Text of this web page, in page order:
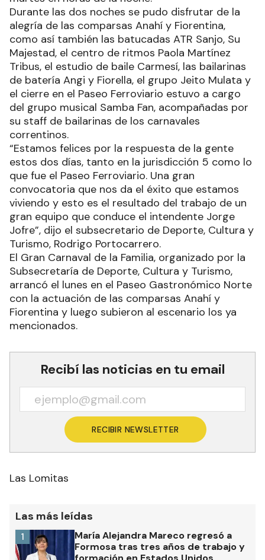
Durante las dos noches se pudo disfrutar de la
alegría de las comparsas Anahí y Fiorentina,
como así también las batucadas ATR Sanjo, Su
Majestad, el centro de ritmos Paola Martínez
Tribus, el estudio de baile Carmesí, las bailarinas
de batería Angi y Fiorella, el grupo Jeito Mulata y
el cierre en el Paseo Ferroviario estuvo a cargo
del grupo musical Samba Fan, acompañadas por
su staff de bailarinas de los carnavales
correntinos.
“Estamos felices por la respuesta de la gente
estos dos días, tanto en la jurisdicción 5 como lo
que fue el Paseo Ferroviario. Una gran
convocatoria que nos da el éxito que estamos
viviendo y esto es el resultado del trabajo de un
gran equipo que conduce el intendente Jorge
Jofre”, dijo el subsecretario de Deporte, Cultura y
Turismo, Rodrigo Portocarrero.
El Gran Carnaval de la Familia, organizado por la
Subsecretaría de Deporte, Cultura y Turismo,
arrancó el lunes en el Paseo Gastronómico Norte
con la actuación de las comparsas Anahí y
Fiorentina y luego subieron al escenario los ya
mencionados.
Recibí las noticias en tu email
RECIBIR NEWSLETTER
Las Lomitas
Las más leídas
María Alejandra Mareco regresó a
Formosa tras tres años de trabajo y
1